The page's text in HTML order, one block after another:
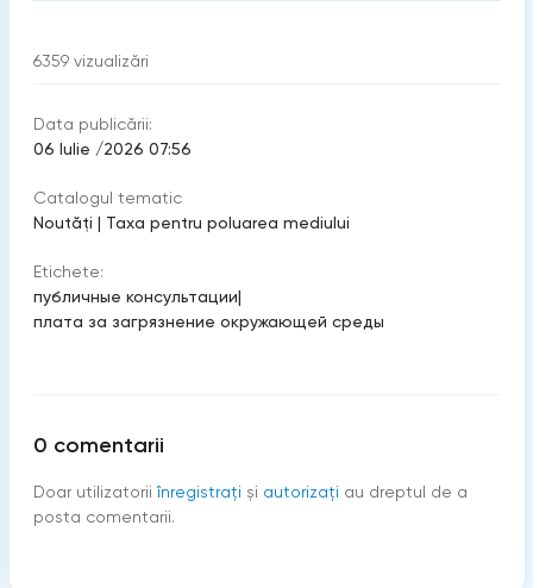
6359 vizualizări
Data publicării:
06 Iulie /2026 07:56
Catalogul tematic
Noutăți | Taxa pentru poluarea mediului
Etichete:
публичные консультации|
плата за загрязнение окружающей среды
0 comentarii
Doar utilizatorii înregistraţi şi autorizați au dreptul de a
posta comentarii.